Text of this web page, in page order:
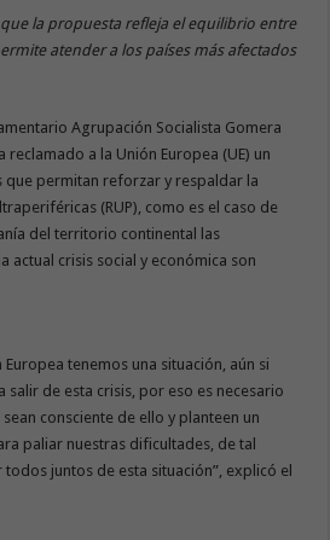
la propuesta refleja el equilibrio entre
atender a los países más afectados
Agrupación Socialista Gomera
reclamado a la Unión Europea (UE) un
que permitan reforzar y respaldar la
(RUP), como es el caso de
del territorio continental las
actual crisis social y económica son
Europea tenemos una situación, aún si
salir de esta crisis, por eso es necesario
consciente de ello y planteen un
paliar nuestras dificultades, de tal
juntos de esta situación”, explicó el